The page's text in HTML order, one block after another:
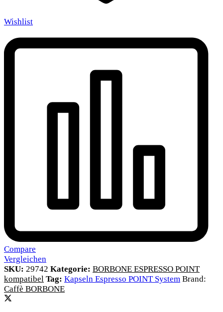
Wishlist
Compare
Vergleichen
SKU: 29742 Kategorie: BORBONE ESPRESSO POINT
kompatibel Tag: Kapseln Espresso POINT System Brand:
Caffè BORBONE